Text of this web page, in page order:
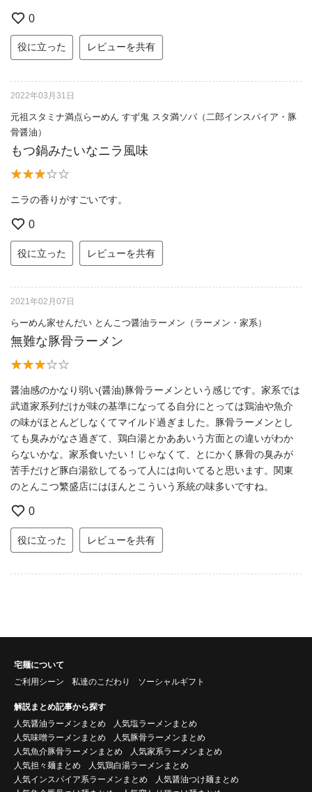
0
役に立った レビューを共有
2022年03月31日
元祖スタミナ満点らーめん すず鬼 スタ満ソバ（二郎インスパイア・豚
骨醤油）
もつ鍋みたいなニラ風味
ニラの香りがすごいです。
0
役に立った レビューを共有
2021年02月07日
らーめん家せんだい とんこつ醤油ラーメン（ラーメン・家系）
無難な豚骨ラーメン
醤油感のかなり弱い(醤油)豚骨ラーメンという感じです。家系では
武道家系列だけが味の基準になってる自分にとっては鶏油や魚介
の味がほとんどしなくてマイルド過ぎました。豚骨ラーメンとし
ても臭みがなさ過ぎて、鶏白湯とかああいう方面との違いがわか
らないかな。家系食いたい！じゃなくて、とにかく豚骨の臭みが
苦手だけど豚白湯欲してるって人には向いてると思います。関東
のとんこつ繁盛店にはほんとこういう系統の味多いですね。
0
役に立った レビューを共有
宅麺について
ご利用シーン
私達のこだわり ソーシャルギフト
解説まとめ記事から探す
人気醤油ラーメンまとめ
人気塩ラーメンまとめ
人気味噌ラーメンまとめ
人気豚骨ラーメンまとめ
人気魚介豚骨ラーメンまとめ
人気家系ラーメンまとめ
人気担々麺まとめ
人気鶏白湯ラーメンまとめ
人気インスパイア系ラーメンまとめ
人気醤油つけ麺まとめ